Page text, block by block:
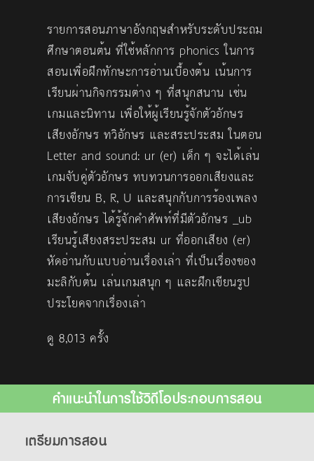
รายการสอนภาษาอังกฤษสำหรับระดับประถม
ศึกษาตอนต้น ที่ใช้หลักการ phonics ในการ
สอนเพื่อฝึกทักษะการอ่านเบื้องต้น เน้นการ
เรียนผ่านกิจกรรมต่าง ๆ ที่สนุกสนาน เช่น
เกมและนิทาน เพื่อให้ผู้เรียนรู้จักตัวอักษร
เสียงอักษร ทวิอักษร และสระประสม ในตอน
Letter and sound: ur (er) เด็ก ๆ จะได้เล่น
เกมจับคู่ตัวอักษร ทบทวนการออกเสียงและ
การเขียน B, R, U และสนุกกับการร้องเพลง
เสียงอักษร ได้รู้จักคำศัพท์ที่มีตัวอักษร _ub
เรียนรู้เสียงสระประสม ur ที่ออกเสียง (er)
หัดอ่านกับแบบอ่านเรื่องเล่า ที่เป็นเรื่องของ
มะลิกับต้น เล่นเกมสนุก ๆ และฝึกเขียนรูป
ประโยคจากเรื่องเล่า
ดู 8,013 ครั้ง
คำแนะนำในการใช้วิดีโอประกอบการสอน
เตรียมการสอน